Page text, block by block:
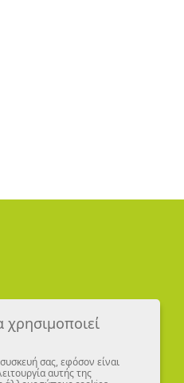
χρησιμοποιεί
σας, εφόσον είναι
αυτής της